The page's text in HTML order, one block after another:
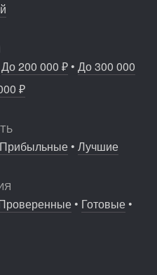
уволилась и открыла свой
до бизнеса стоимостью
До 200 000 ₽ • До 300 000
₽
Прибыльные • Лучшие
• Готовые •